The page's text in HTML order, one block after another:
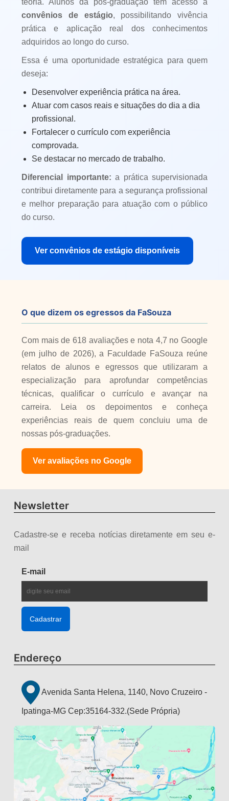
teoria. Alunos da pós-graduação têm acesso a
convênios de estágio, possibilitando vivência
prática e aplicação real dos conhecimentos
adquiridos ao longo do curso.
Essa é uma oportunidade estratégica para quem
deseja:
Desenvolver experiência prática na área.
Atuar com casos reais e situações do dia a dia
profissional.
Fortalecer o currículo com experiência
comprovada.
Se destacar no mercado de trabalho.
Diferencial importante: a prática supervisionada
contribui diretamente para a segurança profissional
e melhor preparação para atuação com o público
do curso.
Ver convênios de estágio disponíveis
O que dizem os egressos da FaSouza
Com mais de 618 avaliações e nota 4,7 no Google
(em julho de 2026), a Faculdade FaSouza reúne
relatos de alunos e egressos que utilizaram a
especialização para aprofundar competências
técnicas, qualificar o currículo e avançar na
carreira. Leia os depoimentos e conheça
experiências reais de quem concluiu uma de
nossas pós-graduações.
Ver avaliações no Google
Newsletter
Cadastre-se e receba notícias diretamente em seu e-
mail
E-mail
Endereço
Avenida Santa Helena, 1140, Novo Cruzeiro -
Ipatinga-MG Cep:35164-332.(Sede Própria)